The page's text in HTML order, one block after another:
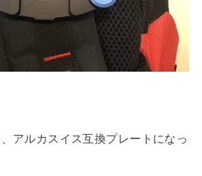
アルカスイス互換プレートになっ